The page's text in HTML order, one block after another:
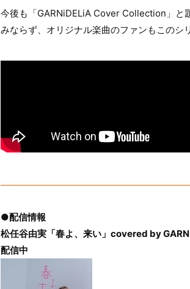
今後も「GARNiDELiA Cover Collection」と
みならず、オリジナル楽曲のファンもこのシ
●配信情報
松任谷由実「春よ、来い」covered by
配信中